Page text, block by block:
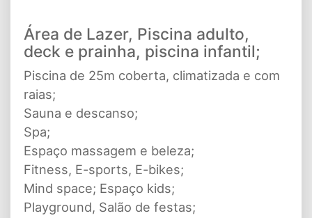
Área de Lazer, Piscina adulto,
deck e prainha, piscina infantil;
Piscina de 25m coberta, climatizada e com
raias;
Sauna e descanso;
Spa;
Espaço massagem e beleza;
Fitness, E-sports, E-bikes;
Mind space; Espaço kids;
Playground, Salão de festas;